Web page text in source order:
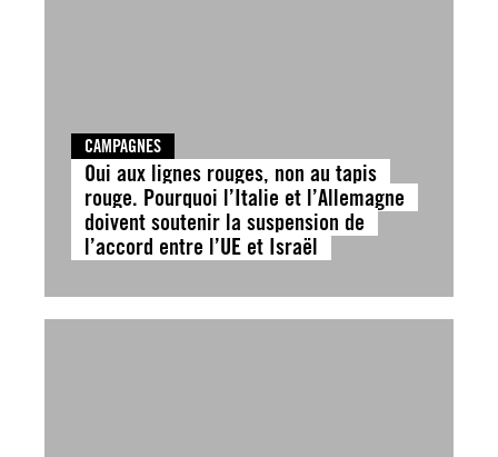
CAMPAGNES
Oui aux lignes rouges, non au tapis
rouge. Pourquoi l’Italie et l’Allemagne
doivent soutenir la suspension de
l’accord entre l’UE et Israël